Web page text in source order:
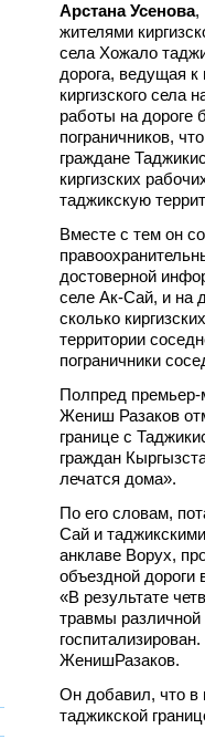
Арстана Усенова,
жителями
села Хожало
дорога, ведущая
киргизского села
работы на дороге
пограничников,
граждане
киргизских
таджикскую
Вместе с тем он
достоверной
селе Ак-Сай, и на
сколько
территории
пограничники
Полпред премьер-
Жениш Разаков
границе с
граждан
лечатся дома».
По его словам,
Сай и
анклаве Ворух,
объездной дороги
«В результате
травмы различной
ЖенишРазаков.
Он добавил, что в
таджикской